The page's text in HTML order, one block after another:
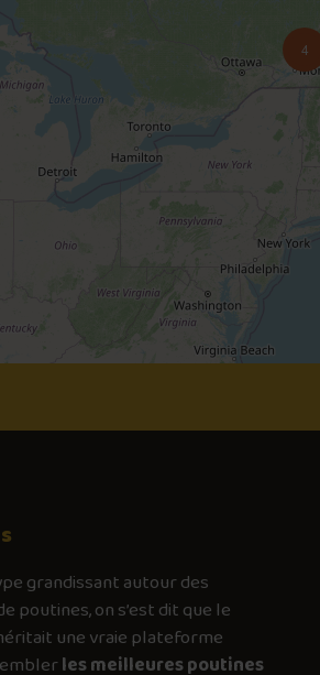
4
grandissant autour des
poutines, on s’est dit que le
une vraie plateforme
les meilleures poutines